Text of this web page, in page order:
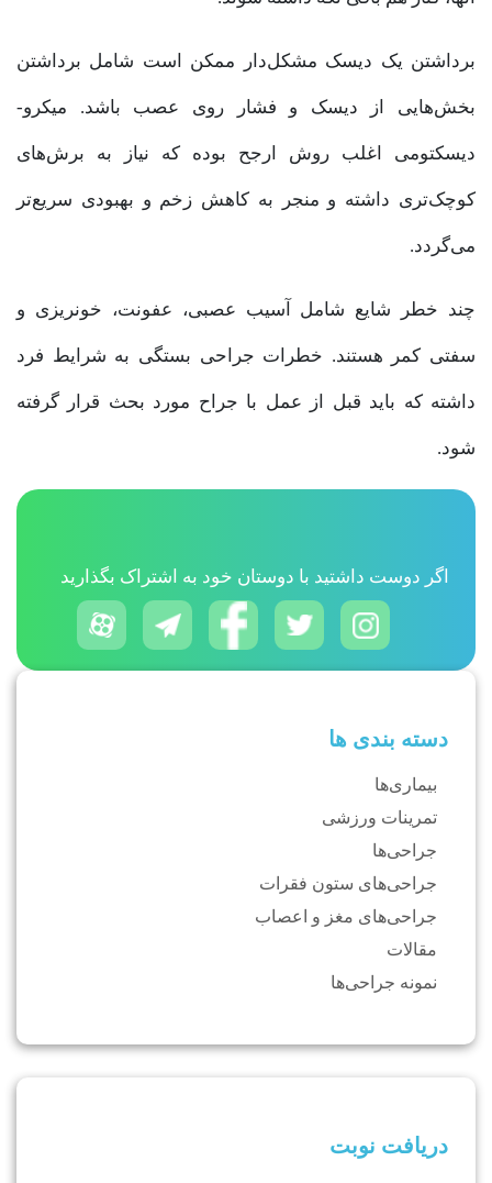
برداشتن یک دیسک مشکل‌دار ممکن است شامل برداشتن
بخش‌هایی از دیسک و فشار روی عصب باشد. میکرو-
دیسکتومی اغلب روش ارجح بوده که نیاز به برش‌های
کوچک‌تری داشته و منجر به کاهش زخم و بهبودی سریع‌تر
می‌گردد.
چند خطر شایع شامل آسیب عصبی، عفونت، خونریزی و
سفتی کمر هستند. خطرات جراحی بستگی به شرایط فرد
داشته که باید قبل از عمل با جراح مورد بحث قرار گرفته
شود.
اگر دوست داشتید با دوستان خود به اشتراک بگذارید
دسته بندی ها
بیماری‌ها
تمرینات ورزشی
جراحی‌ها
جراحی‌های ستون فقرات
جراحی‌های مغز و اعصاب
مقالات
نمونه جراحی‌ها
دریافت نوبت